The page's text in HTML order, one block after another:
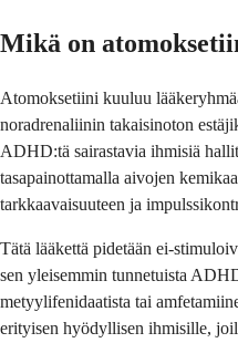
Mikä on
Atomoksetiini kuuluu
noradrenaliinin takaisinoton
ADHD:tä sairastavia ihmisiä
tasapainottamalla aivojen
tarkkaavaisuuteen ja
Tätä lääkettä pidetään ei-
sen yleisemmin tunnetuista
metyylifenidaatista tai
erityisen hyödyllisen ihmisille,